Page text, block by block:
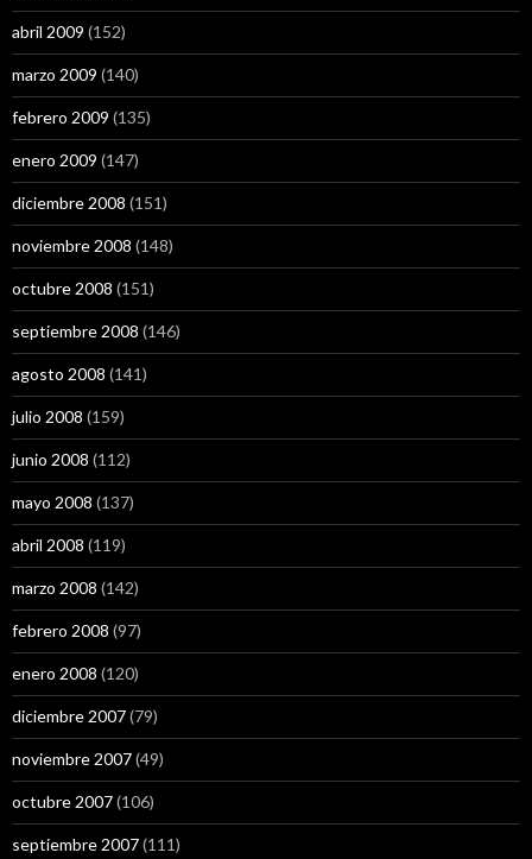
abril 2009 (152)
marzo 2009 (140)
febrero 2009 (135)
enero 2009 (147)
diciembre 2008 (151)
noviembre 2008 (148)
octubre 2008 (151)
septiembre 2008 (146)
agosto 2008 (141)
julio 2008 (159)
junio 2008 (112)
mayo 2008 (137)
abril 2008 (119)
marzo 2008 (142)
febrero 2008 (97)
enero 2008 (120)
diciembre 2007(79)
noviembre 2007(49)
octubre 2007(106)
septiembre 2007(111)